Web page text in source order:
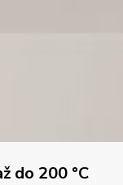
do 200 °C